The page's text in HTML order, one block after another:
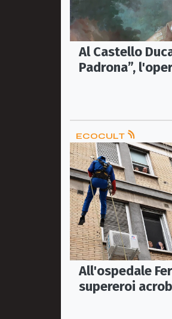
Al Castello
Padrona”,
ECOCULT
All'ospedale
supereroi